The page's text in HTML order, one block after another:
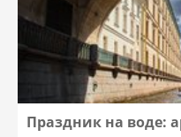
Праздник на воде: